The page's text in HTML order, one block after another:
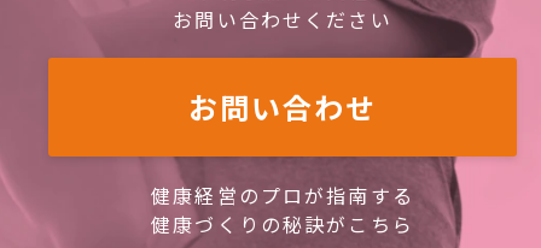
お問い合わせください
お問い合わせ
健康経営のプロが指南する
健康づくりの秘訣がこちら